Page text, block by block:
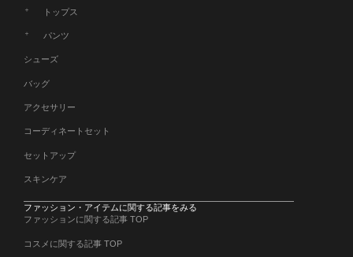
トップス
パンツ
シューズ
バッグ
アクセサリー
コーディネートセット
セットアップ
スキンケア
ファッション・アイテムに関する記事をみる
ファッションに関する記事 TOP
コスメに関する記事 TOP